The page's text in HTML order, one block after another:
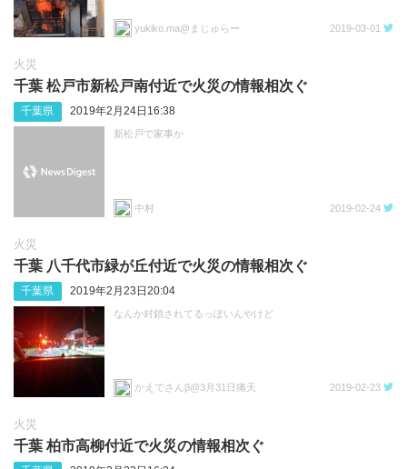
yukiko.ma@まじゅらー 2019-03-01
火災
千葉 松戸市新松戸南付近で火災の情報相次ぐ
千葉県 2019年2月24日16:38
新松戸で家事か
中村 2019-02-24
火災
千葉 八千代市緑が丘付近で火災の情報相次ぐ
千葉県 2019年2月23日20:04
なんか封鎖されてるっぽいんやけど
かえでさんβ@3月31日痛天 2019-02-23
火災
千葉 柏市高柳付近で火災の情報相次ぐ